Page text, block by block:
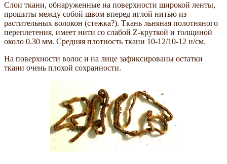
Слои ткани, обнаруженные на поверхности широкой ленты,
прошиты между собой швом вперед иглой нитью из
растительных волокон (стежка?). Ткань льняная полотняного
переплетения, имеет нити со слабой Z-круткой и толщиной
около 0.30 мм. Средняя плотность ткани 10-12/10-12 н/см.
На поверхности волос и на лице зафиксированы остатки
ткани очень плохой сохранности.